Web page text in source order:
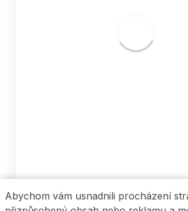
Abychom vám usnadnili procházení